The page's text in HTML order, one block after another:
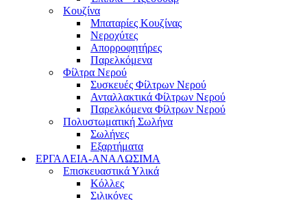
Κουζίνα
Μπαταρίες Κουζίνας
Νεροχύτες
Απορροφητήρες
Παρελκόμενα
Φίλτρα Νερού
Συσκευές Φίλτρων Νερού
Ανταλλακτικά Φίλτρων Νερού
Παρελκόμενα Φίλτρων Νερού
Πολυστωματική Σωλήνα
Σωλήνες
Εξαρτήματα
ΕΡΓΑΛΕΙΑ-ΑΝΑΛΩΣΙΜΑ
Επισκευαστικά Υλικά
Κόλλες
Σιλικόνες